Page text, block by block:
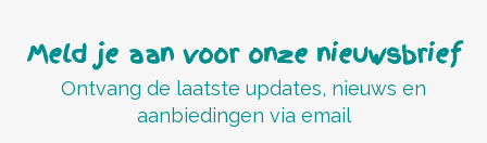
Meld je aan voor onze nieuwsbrief
Ontvang de laatste updates, nieuws en
aanbiedingen via email